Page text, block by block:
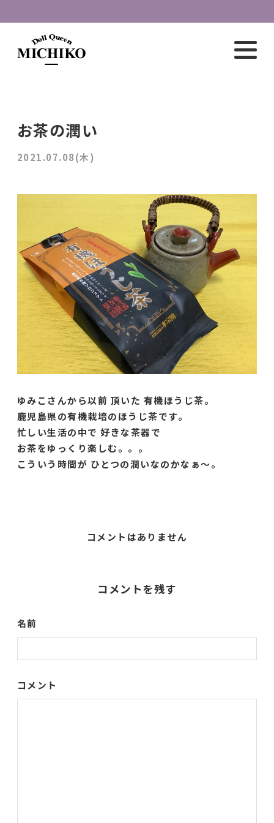
お茶の潤い
2021.07.08(木)
ゆみこさんから以前 頂いた 有機ほうじ茶。
鹿児島県の有機栽培のほうじ茶です。
忙しい生活の中で 好きな茶器で
お茶をゆっくり楽しむ。。。
こういう時間が ひとつの潤いなのかなぁ〜。
コメントはありません
コメントを残す
名前
コメント